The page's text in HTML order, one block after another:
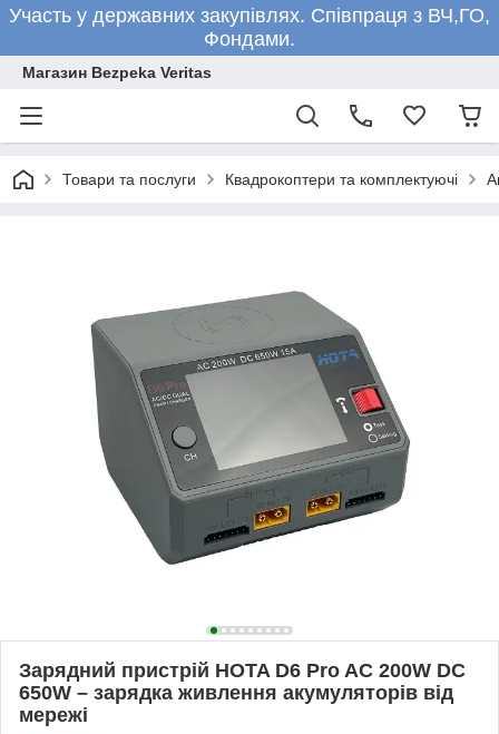
Участь у державних закупівлях. Співпраця з ВЧ,ГО,
Фондами.
Магазин Bezpeka Veritas
Товари та послуги Квадрокоптери та комплектуючі
Зарядний пристрій HOTA D6 Pro AC 200W DC
650W – зарядка живлення акумуляторів від
мережі